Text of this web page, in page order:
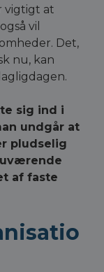
vigtigt at
vil
Det,
nu, kan
sig ind i
undgår at
pludselig
af faste